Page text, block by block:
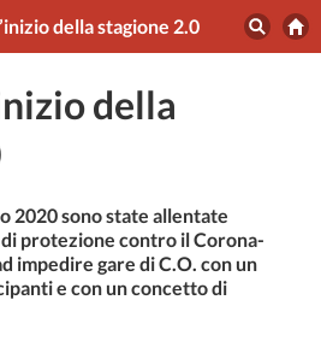
della stagione 2.0
della
2020 sono state allentate
protezione contro il Corona-
impedire gare di C.O. con un
e con un concetto di